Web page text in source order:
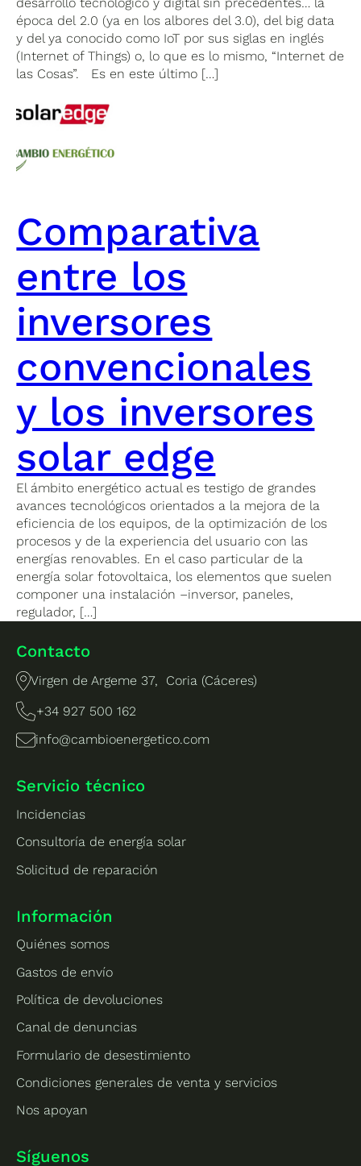
época del 2.0 (ya en los albores del 3.0), del big data
y del ya conocido como IoT por sus siglas en inglés
(Internet of Things) o, lo que es lo mismo, “Internet de
las Cosas”. Es en este último […]
Comparativa
entre los
inversores
convencionales
y los inversores
solar edge
El ámbito energético actual es testigo de grandes
avances tecnológicos orientados a la mejora de la
eficiencia de los equipos, de la optimización de los
procesos y de la experiencia del usuario con las
energías renovables. En el caso particular de la
energía solar fotovoltaica, los elementos que suelen
componer una instalación –inversor, paneles,
regulador, […]
Contacto
Virgen de Argeme 37, Coria (Cáceres)
+34 927 500 162
info@cambioenergetico.com
Servicio técnico
Incidencias
Consultoría de energía solar
Solicitud de reparación
Información
Quiénes somos
Gastos de envío
Política de devoluciones
Canal de denuncias
Formulario de desestimiento
Condiciones generales de venta y servicios
Nos apoyan
Síguenos